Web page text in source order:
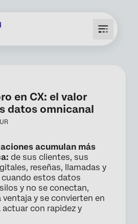
en CX: el valor
datos omnicanal
acumulan más
de sus clientes, sus
reseñas, llamadas y
cuando estos datos
y no se conectan,
ventaja y se convierten en
actuar con rapidez y